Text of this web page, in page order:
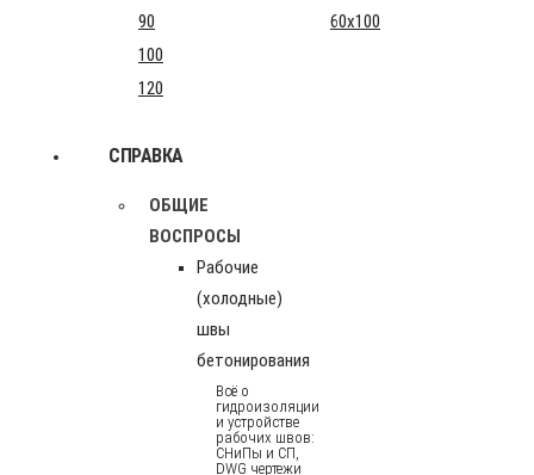
90
60x100
100
120
СПРАВКА
ОБЩИЕ
ВОСПРОСЫ
Рабочие
(холодные)
швы
бетонирования
Всё о
гидроизоляции
и устройстве
рабочих швов:
СНиПы и СП,
DWG чертежи